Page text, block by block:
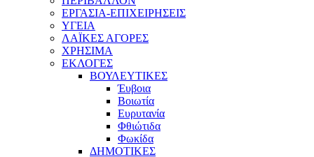
ΕΡΓΑΣΙΑ-ΕΠΙΧΕΙΡΗΣΕΙΣ
ΥΓΕΙΑ
ΛΑΪΚΕΣ ΑΓΟΡΕΣ
ΧΡΗΣΙΜΑ
ΕΚΛΟΓΕΣ
ΒΟΥΛΕΥΤΙΚΕΣ
Έυβοια
Βοιωτία
Ευρυτανία
Φθιώτιδα
Φωκίδα
ΔΗΜΟΤΙΚΕΣ